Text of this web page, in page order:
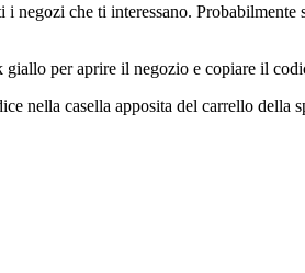
che ti interessano.
per aprire il negozio e copiare il
nella casella apposita del carrello della